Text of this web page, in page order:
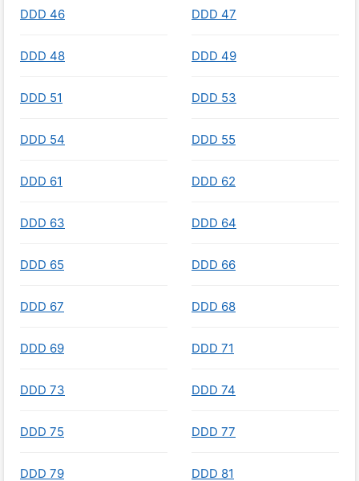
DDD 46 DDD 47
DDD 48 DDD 49
DDD 51 DDD 53
DDD 54 DDD 55
DDD 61 DDD 62
DDD 63 DDD 64
DDD 65 DDD 66
DDD 67 DDD 68
DDD 69 DDD 71
DDD 73 DDD 74
DDD 75 DDD 77
DDD 79 DDD 81